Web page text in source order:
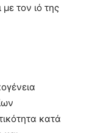
τον ιό της
κατά